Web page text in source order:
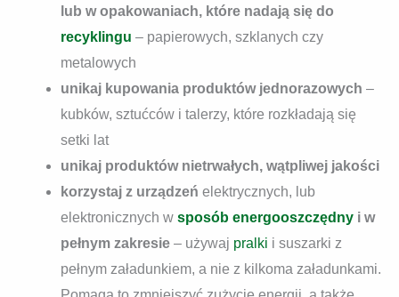
lub w opakowaniach, które nadają się do
recyklingu – papierowych, szklanych czy
metalowych
unikaj kupowania produktów jednorazowych –
kubków, sztućców i talerzy, które rozkładają się
setki lat
unikaj produktów nietrwałych, wątpliwej jakości
korzystaj z urządzeń elektrycznych, lub
elektronicznych w sposób energooszczędny i w
pełnym zakresie – używaj pralki i suszarki z
pełnym załadunkiem, a nie z kilkoma załadunkami.